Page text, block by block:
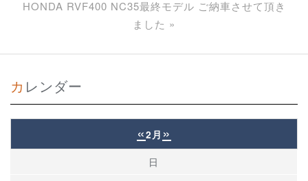
HONDA RVF400 NC35最終モデル ご納車させて頂き
ました »
カレンダー
«2月 »
日